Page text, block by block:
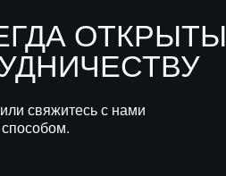
ОТКРЫТЫ
свяжитесь с нами